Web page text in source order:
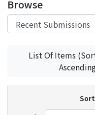
Browse
List Of Items